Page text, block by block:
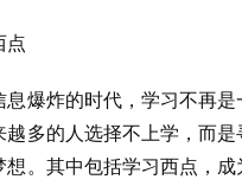
点
息爆炸的时代，学习不再
越多的人选择不上学，而
想。其中包括学习西点，